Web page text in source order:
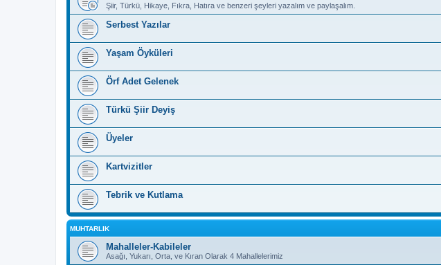
Şiir, Türkü, Hikaye, Fıkra, Hatıra ve benzeri şeyleri yazalım ve paylaşalım.
Serbest Yazılar
Yaşam Öyküleri
Örf Adet Gelenek
Türkü Şiir Deyiş
Üyeler
Kartvizitler
Tebrik ve Kutlama
MUHTARLIK
Mahalleler-Kabileler
Asağı, Yukarı, Orta, ve Kıran Olarak 4 Mahallelerimiz